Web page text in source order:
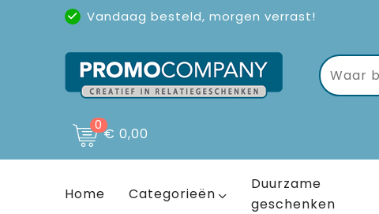
Vandaag besteld, morgen verrast!
Uitstekende reviews(4,6/5)
0€ 0,00
Home Categorieën
Duurzame
geschenken